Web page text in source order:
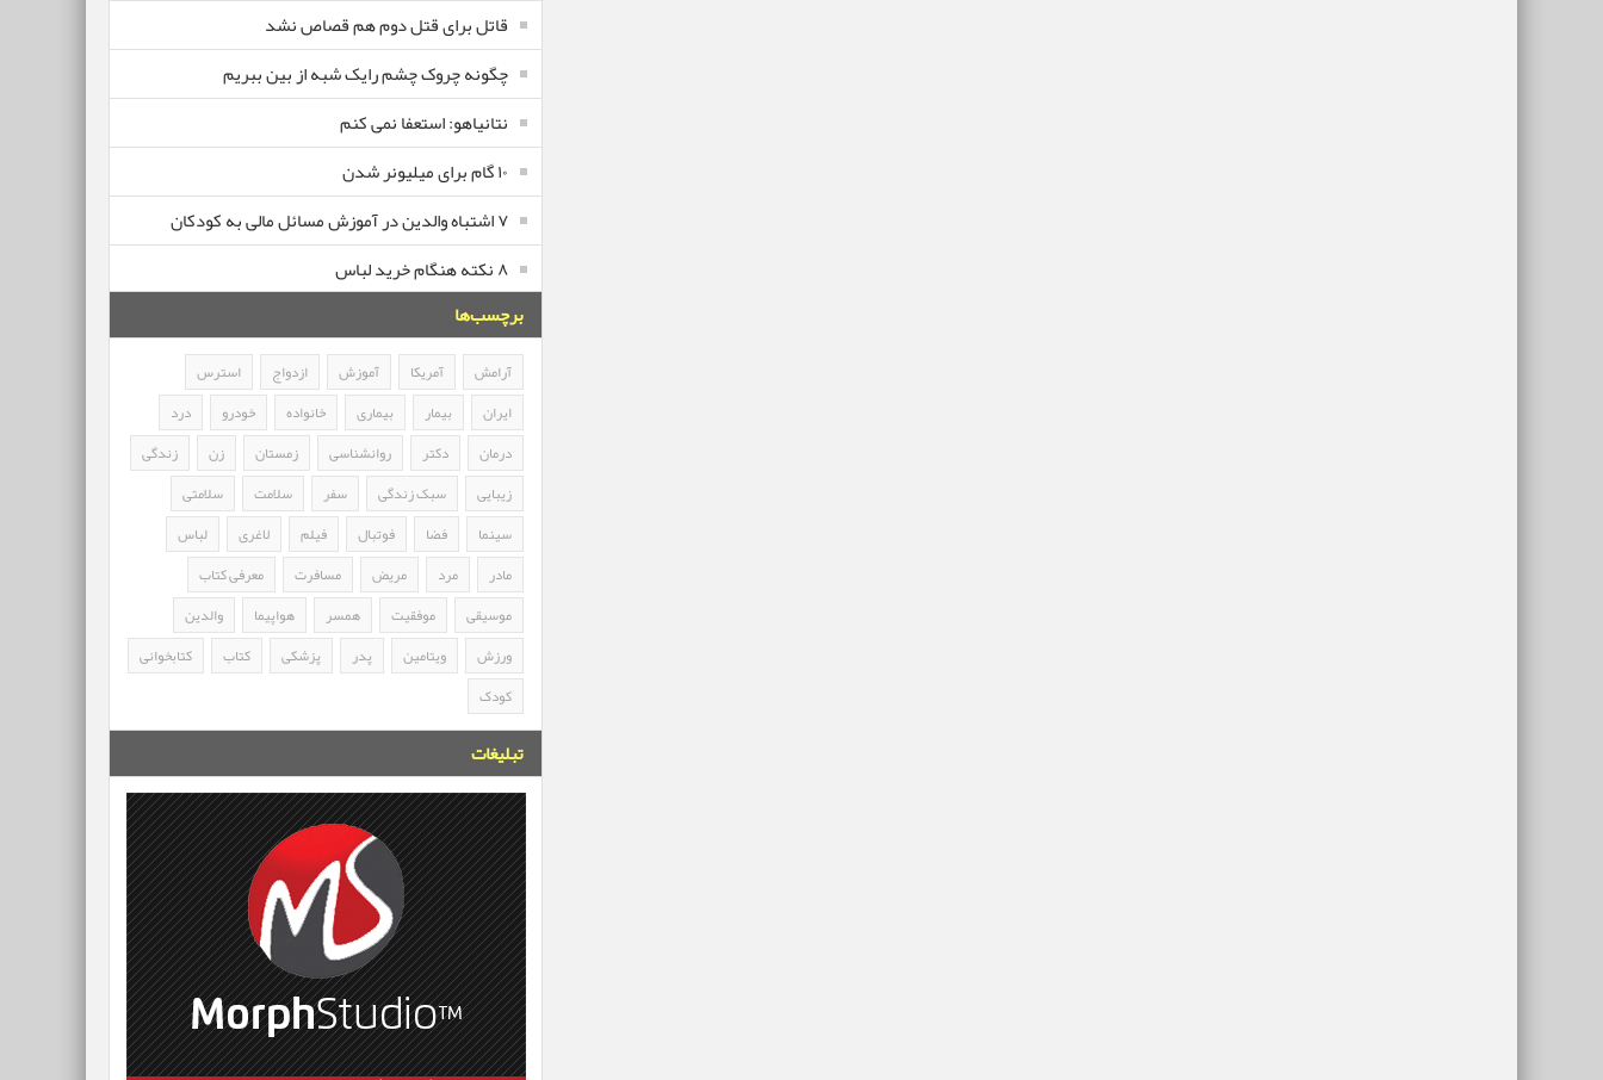
قاتل برای قتل دوم هم قصاص نشد
چگونه چروک چشم رایک شبه از بین ببریم
نتانیاهو: استعفا نمی کنم
۱۰ گام برای میلیونر شدن
۷ اشتباه والدین در آموزش مسائل مالی به کودکان
۸ نکته هنگام خرید لباس
برچسب‌ها
آرامش آمریکا آموزش ازدواج
استرس
ایران
بیمار بیماری خانواده خودرو
درد
درمان
دکتر روانشناسی زمستان زن
زندگی
زیبایی
سبک زندگی سفر سلامت
سلامتی
سینما
فضا فوتبال فیلم لاغری
لباس
مادر
مرد مریض مسافرت
معرفی کتاب
موسیقی
موفقیت همسر هواپیما
والدین
ورزش
ویتامین پدر پزشکی کتاب
کتابخوانی
کودک
تبلیغات